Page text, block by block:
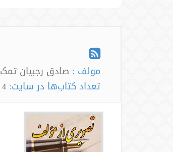
مولف : صادق رجبیان تمک
تعداد کتاب‌ها در سایت: 4